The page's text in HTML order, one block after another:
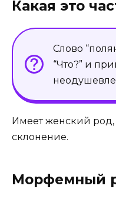
Какая это
Слово
“Что?” и
Имеет женский род,
склонение.
Морфемный